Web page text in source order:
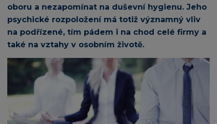
oboru a nezapomínat na duševní hygienu. Jeho
psychické rozpoložení má totiž významný vliv
na podřízené, tím pádem i na chod celé firmy a
také na vztahy v osobním životě.